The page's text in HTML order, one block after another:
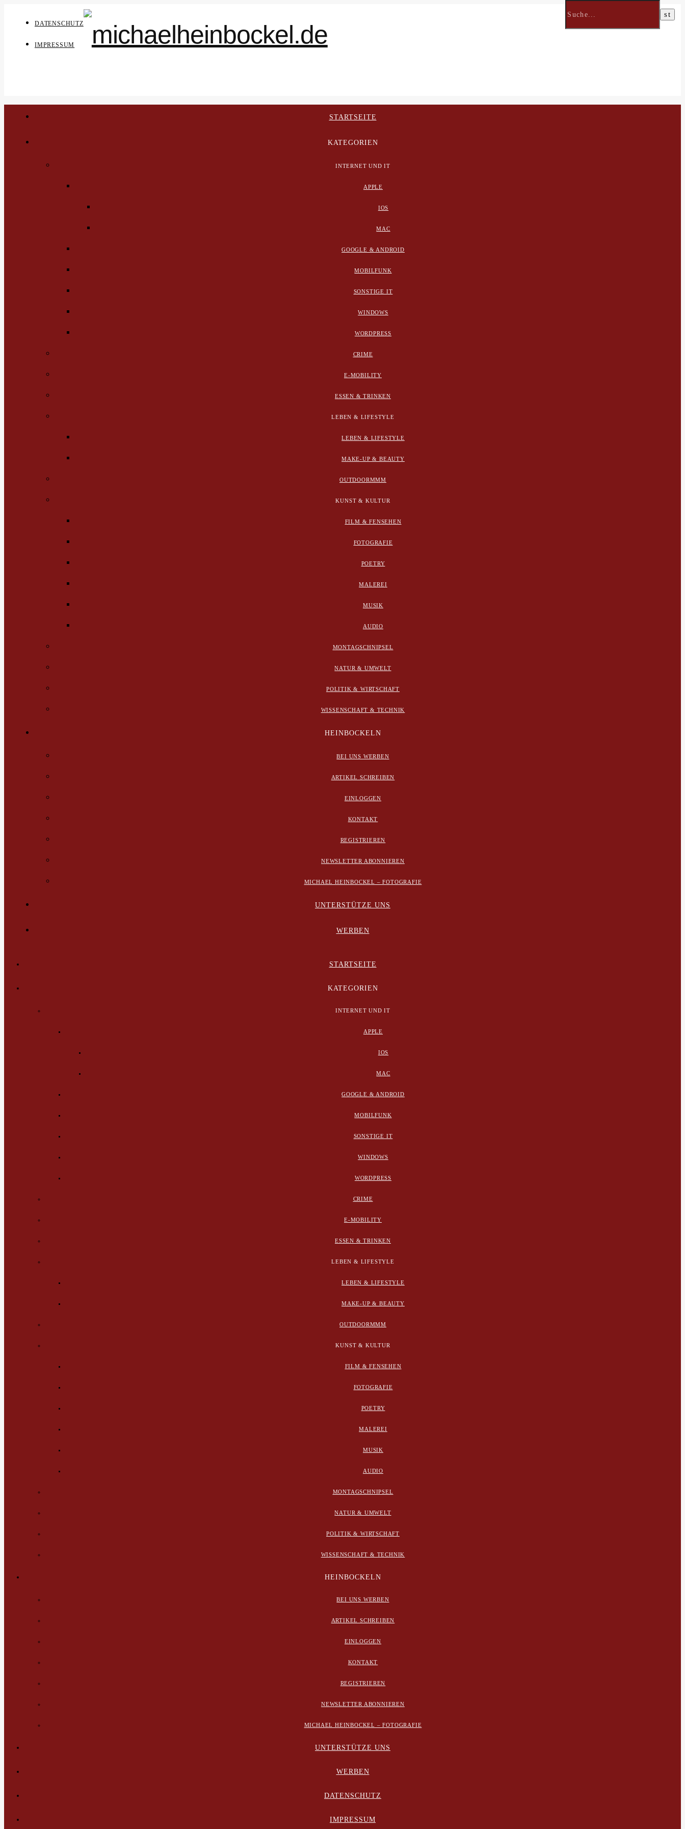
DATENSCHUTZ
IMPRESSUM
STARTSEITE
KATEGORIEN
INTERNET UND IT
APPLE
IOS
MAC
GOOGLE & ANDROID
MOBILFUNK
SONSTIGE IT
WINDOWS
WORDPRESS
CRIME
E-MOBILITY
ESSEN & TRINKEN
LEBEN & LIFESTYLE
LEBEN & LIFESTYLE
MAKE-UP & BEAUTY
OUTDOORMMM
KUNST & KULTUR
FILM & FENSEHEN
FOTOGRAFIE
POETRY
MALEREI
MUSIK
AUDIO
MONTAGSCHNIPSEL
NATUR & UMWELT
POLITIK & WIRTSCHAFT
WISSENSCHAFT & TECHNIK
HEINBOCKELN
BEI UNS WERBEN
ARTIKEL SCHREIBEN
EINLOGGEN
KONTAKT
REGISTRIEREN
NEWSLETTER ABONNIEREN
MICHAEL HEINBOCKEL – FOTOGRAFIE
UNTERSTÜTZE UNS
WERBEN
STARTSEITE
KATEGORIEN
INTERNET UND IT
APPLE
IOS
MAC
GOOGLE & ANDROID
MOBILFUNK
SONSTIGE IT
WINDOWS
WORDPRESS
CRIME
E-MOBILITY
ESSEN & TRINKEN
LEBEN & LIFESTYLE
LEBEN & LIFESTYLE
MAKE-UP & BEAUTY
OUTDOORMMM
KUNST & KULTUR
FILM & FENSEHEN
FOTOGRAFIE
POETRY
MALEREI
MUSIK
AUDIO
MONTAGSCHNIPSEL
NATUR & UMWELT
POLITIK & WIRTSCHAFT
WISSENSCHAFT & TECHNIK
HEINBOCKELN
BEI UNS WERBEN
ARTIKEL SCHREIBEN
EINLOGGEN
KONTAKT
REGISTRIEREN
NEWSLETTER ABONNIEREN
MICHAEL HEINBOCKEL – FOTOGRAFIE
UNTERSTÜTZE UNS
WERBEN
DATENSCHUTZ
IMPRESSUM